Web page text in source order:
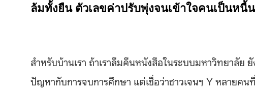
ล้มทั้งยืน ตัวเลขค่าปรับพุ่งจนเข้าใจคนเป็นหนี้
สำหรับบ้านเรา ถ้าเราลืมคืนหนังสือในระบบมหาวิทยาลัย
ปัญหากับการจบการศึกษา แต่เชื่อว่าชาวเจนฯ Y หลายคน